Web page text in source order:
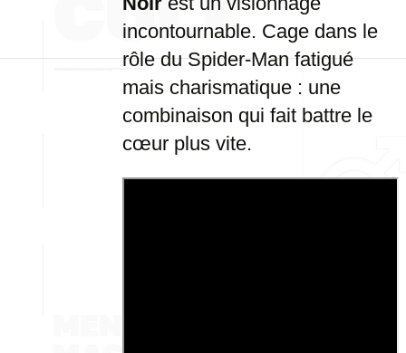
incontournable. Cage dans le
rôle du Spider-Man fatigué
mais charismatique : une
combinaison qui fait battre le
cœur plus vite.